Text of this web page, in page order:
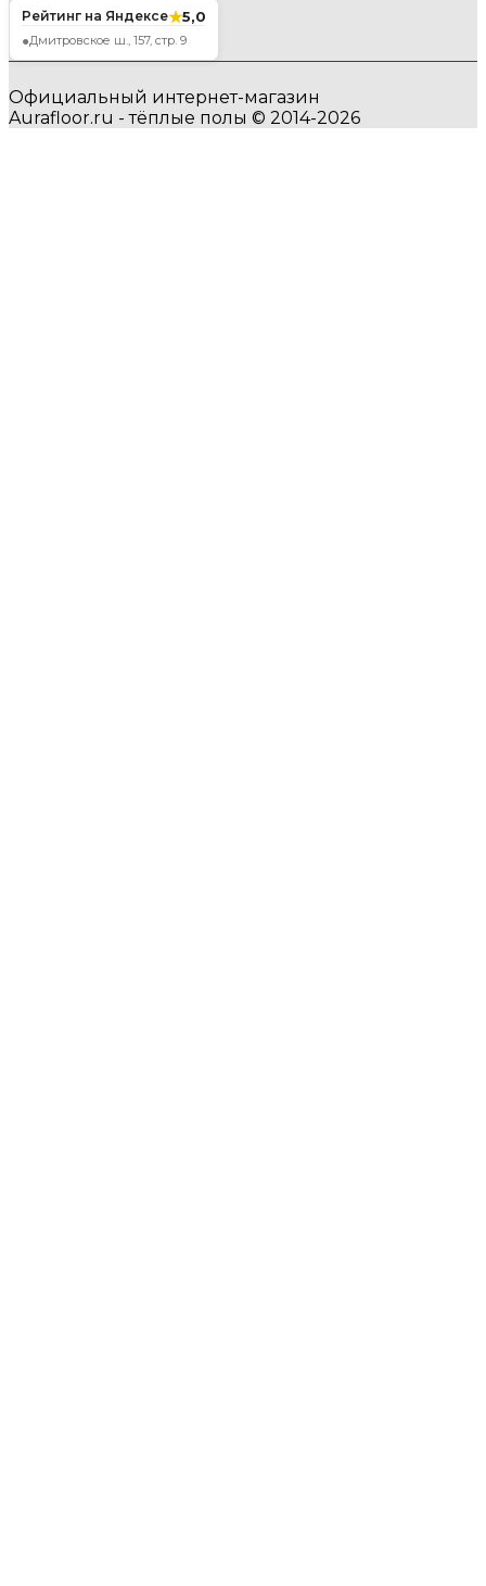
Рейтинг на Яндексе★5,0
●Дмитровское ш., 157, стр. 9
Официальный интернет-магазин
Aurafloor.ru - тёплые полы © 2014-2026